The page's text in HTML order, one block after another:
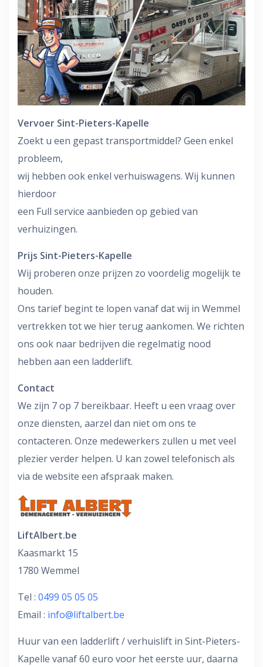
Vervoer Sint-Pieters-Kapelle
Zoekt u een gepast transportmiddel? Geen enkel
probleem,
wij hebben ook enkel verhuiswagens. Wij kunnen
hierdoor
een Full service aanbieden op gebied van
verhuizingen.
Prijs Sint-Pieters-Kapelle
Wij proberen onze prijzen zo voordelig mogelijk te
houden.
Ons tarief begint te lopen vanaf dat wij in Wemmel
vertrekken tot we hier terug aankomen. We richten
ons ook naar bedrijven die regelmatig nood
hebben aan een ladderlift.
Contact
We zijn 7 op 7 bereikbaar. Heeft u een vraag over
onze diensten, aarzel dan niet om ons te
contacteren. Onze medewerkers zullen u met veel
plezier verder helpen. U kan zowel telefonisch als
via de website een afspraak maken.
LiftAlbert.be
Kaasmarkt 15
1780 Wemmel
Tel : 0499 05 05 05
Email : info@liftalbert.be
Huur van een ladderlift / verhuislift in Sint-Pieters-
Kapelle vanaf 60 euro voor het eerste uur, daarna